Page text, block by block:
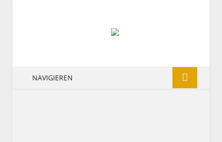
NAVIGIEREN